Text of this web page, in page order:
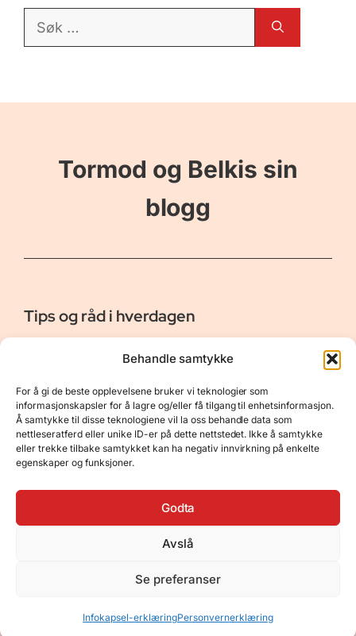
Behandle samtykke
For å gi de beste opplevelsene bruker vi teknologier som
informasjonskapsler for å lagre og/eller få tilgang til enhetsinformasjon.
Å samtykke til disse teknologiene vil la oss behandle data som
nettleseratferd eller unike ID-er på dette nettstedet. Ikke å samtykke
eller trekke tilbake samtykket kan ha negativ innvirkning på enkelte
egenskaper og funksjoner.
Godta
Avslå
Se preferanser
Infokapsel-erklæringPersonvernerklæring
Søk
Tormod og Belkis sin
blogg
Tips og råd i hverdagen
Er vår bloggside hvor vi ønsker å dele våre opplevelser og
gi deg råd og tips innen reiser, hotell - og restauranter,
naturopplevelser, personlig pleie, data, film og bøker m.m.
Nyttige Linker
Om oss
Kontakt
Resurser
Personvernerklæring
Opphavsrett
GeneratePress•Hosted by